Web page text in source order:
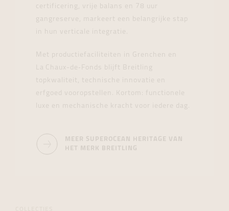
certificering, vrije balans en 78 uur
gangreserve, markeert een belangrijke stap
in hun verticale integratie.
Met productiefaciliteiten in Grenchen en
La Chaux-de‑Fonds blijft Breitling
topkwaliteit, technische innovatie en
erfgoed vooropstellen. Kortom: functionele
luxe en mechanische kracht voor iedere dag.
MEER SUPEROCEAN HERITAGE VAN
HET MERK BREITLING